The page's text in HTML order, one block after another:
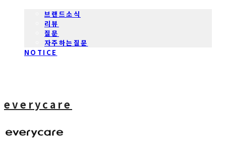
브랜드소식
리뷰
질문
자주하는질문
NOTICE
everycare